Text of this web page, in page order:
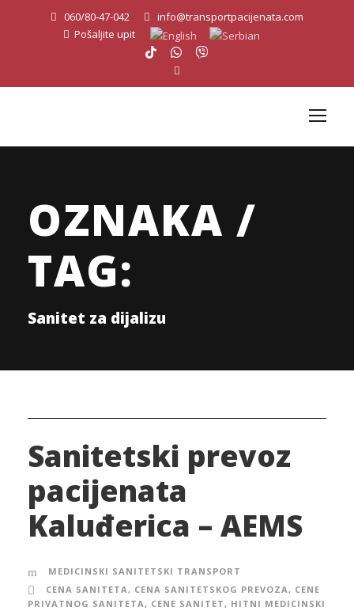
060/80-47-042
info@transportpacijenata.com
Pošaljite upit
OZNAKA /
TAG:
Sanitet za dijalizu
Sanitetski prevoz
pacijenata
Kaluđerica – AEMS
MEDICINSKI SANITETSKI TRANSPORT
CENA SANITETA, CENA SANITETSKOG PREVOZA, CENE
PRIVATNOG SANITETA, CENE SANITET, HITNI MEDICINSKI